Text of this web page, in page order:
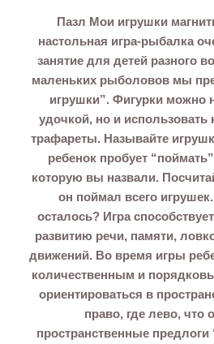
Пазл Мои игрушки
настольная игра-рыбалка
занятие для детей разного
маленьких рыболовов мы
игрушки”. Фигурки можно
удочкой, но и
трафареты. Называйте
ребенок пробует
которую вы назвали.
он поймал всего
осталось? Игра
развитию речи, памяти,
движений. Во время игры
количественным и
ориентироваться в
право, где лево, что
пространственные предлоги